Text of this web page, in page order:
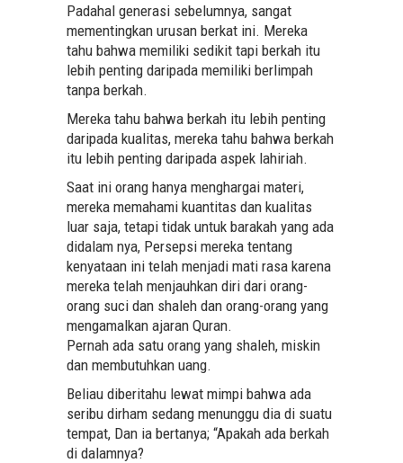
Padahal generasi sebelumnya, sangat
mementingkan urusan berkat ini. Mereka
tahu bahwa memiliki sedikit tapi berkah itu
lebih penting daripada memiliki berlimpah
tanpa berkah.
Mereka tahu bahwa berkah itu lebih penting
daripada kualitas, mereka tahu bahwa berkah
itu lebih penting daripada aspek lahiriah.
Saat ini orang hanya menghargai materi,
mereka memahami kuantitas dan kualitas
luar saja, tetapi tidak untuk barakah yang ada
didalam nya, Persepsi mereka tentang
kenyataan ini telah menjadi mati rasa karena
mereka telah menjauhkan diri dari orang-
orang suci dan shaleh dan orang-orang yang
mengamalkan ajaran Quran.
Pernah ada satu orang yang shaleh, miskin
dan membutuhkan uang.
Beliau diberitahu lewat mimpi bahwa ada
seribu dirham sedang menunggu dia di suatu
tempat, Dan ia bertanya; “Apakah ada berkah
di dalamnya?